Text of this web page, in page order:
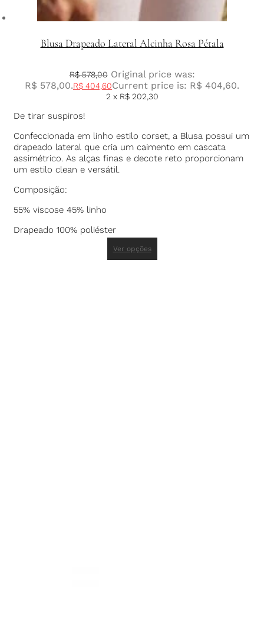
Blusa Drapeado Lateral Alcinha Rosa Pétala
R$578,00 Original price was:
R$ 578,00.R$ 404,60Current price is: R$ 404,60.
2 x R$202,30
De tirar suspiros!
Confeccionada em linho estilo corset, a Blusa possui um
drapeado lateral que cria um caimento em cascata
assimétrico. As alças finas e decote reto proporcionam
um estilo clean e versátil.
Composição:
55% viscose 45% linho
Drapeado 100% poliéster
Ver opções